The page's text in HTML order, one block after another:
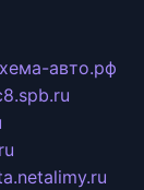
авто.рф
alimy.ru